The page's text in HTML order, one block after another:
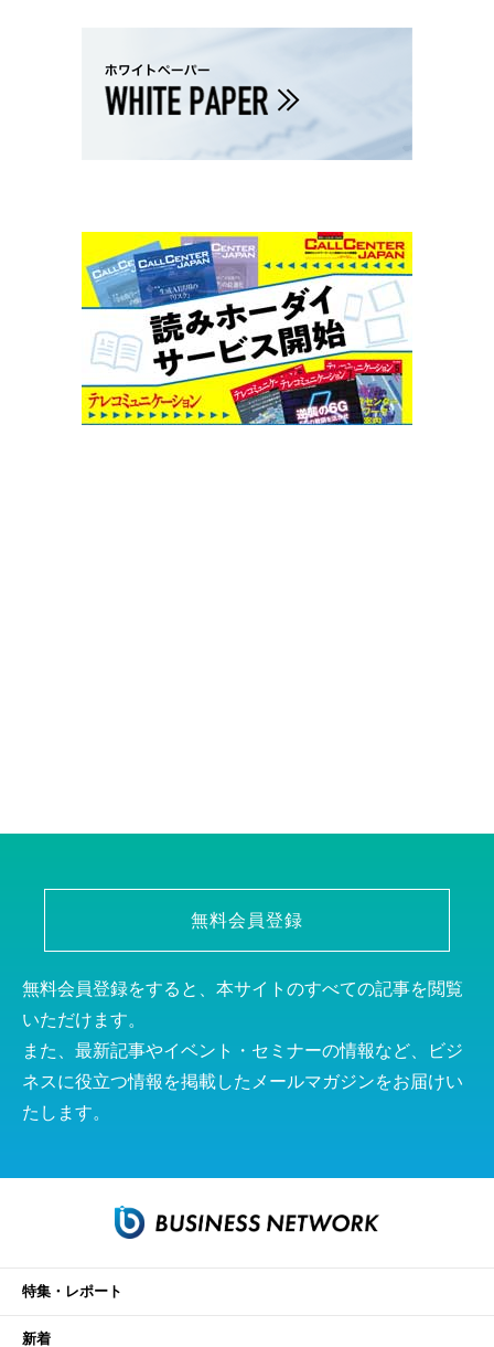
無料会員登録
無料会員登録をすると、本サイトのすべての記事を閲覧
いただけます。
また、最新記事やイベント・セミナーの情報など、ビジ
ネスに役立つ情報を掲載したメールマガジンをお届けい
たします。
特集・レポート
新着